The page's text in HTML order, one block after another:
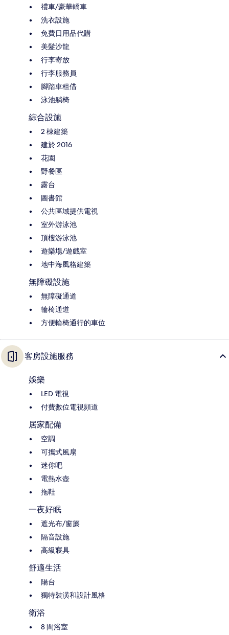
禮車/豪華轎車
洗衣設施
免費日用品代購
美髮沙龍
行李寄放
行李服務員
腳踏車租借
泳池躺椅
綜合設施
2 棟建築
建於 2016
花園
野餐區
露台
圖書館
公共區域提供電視
室外游泳池
頂樓游泳池
遊樂場/遊戲室
地中海風格建築
無障礙設施
無障礙通道
輪椅通道
方便輪椅通行的車位
客房設施服務
娛樂
LED 電視
付費數位電視頻道
居家配備
空調
可攜式風扇
迷你吧
電熱水壺
拖鞋
一夜好眠
遮光布/窗簾
隔音設施
高級寢具
舒適生活
陽台
獨特裝潢和設計風格
衛浴
8 間浴室